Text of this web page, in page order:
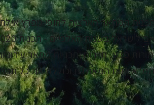
אחת המאחדת וכוללת את כל